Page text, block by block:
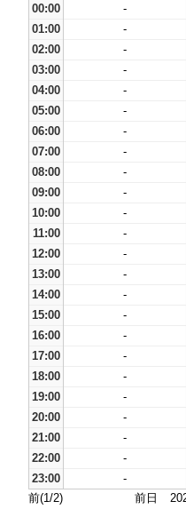
00:00
-
01:00
-
02:00
-
03:00
-
04:00
-
05:00
-
06:00
-
07:00
-
08:00
-
09:00
-
10:00
-
11:00
-
12:00
-
13:00
-
14:00
-
15:00
-
16:00
-
17:00
-
18:00
-
19:00
-
20:00
-
21:00
-
22:00
-
23:00
-
前(1/2)
前日